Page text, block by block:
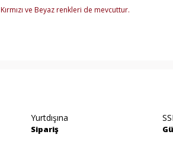
Kırmızı ve Beyaz renkleri de mevcuttur.
Ürün açıklamasında eksik bilgiler bulunuyor.
Ürün bilgilerinde hatalar bulunuyor.
Yurtdışına
Sipariş